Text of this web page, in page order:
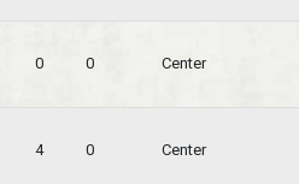
0 0 Center
4 0 Center